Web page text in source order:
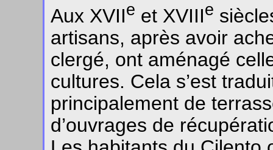
Aux XVIIe et XVIIIe
artisans, après avoir
clergé, ont aménagé
cultures. Cela s’est
principalement de
d’ouvrages de